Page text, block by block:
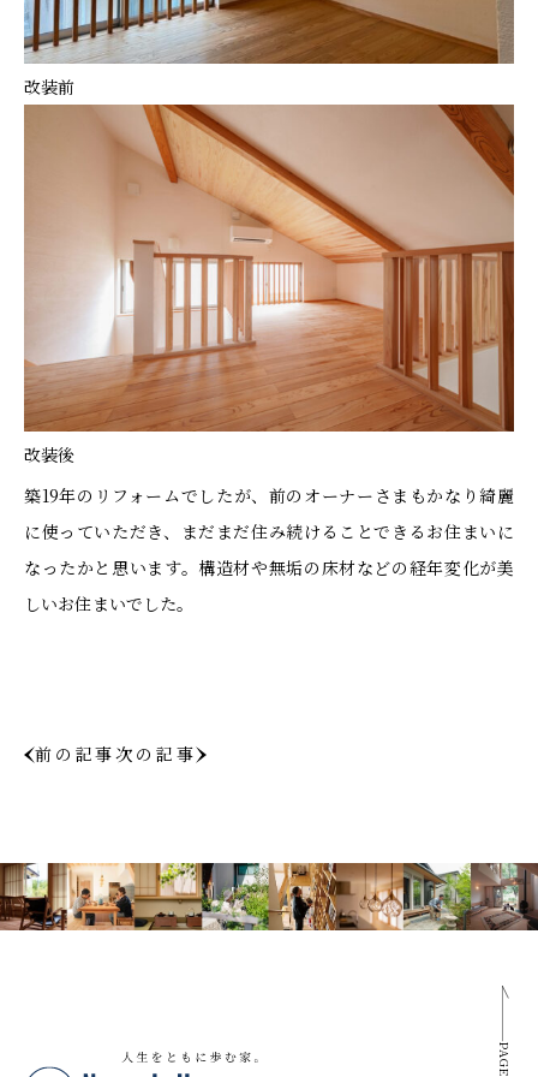
改装前
改装後
築19年のリフォームでしたが、前のオーナーさまもかなり綺麗
に使っていただき、まだまだ住み続けることできるお住まいに
なったかと思います。構造材や無垢の床材などの経年変化が美
しいお住まいでした。
前の記事次の記事